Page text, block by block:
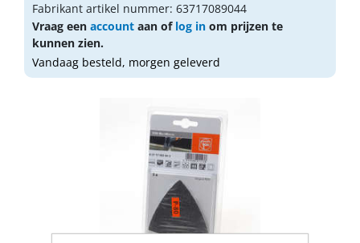
Fabrikant artikel nummer: 63717089044
Vraag een account aan of log in om prijzen te
kunnen zien.
Vandaag besteld, morgen geleverd